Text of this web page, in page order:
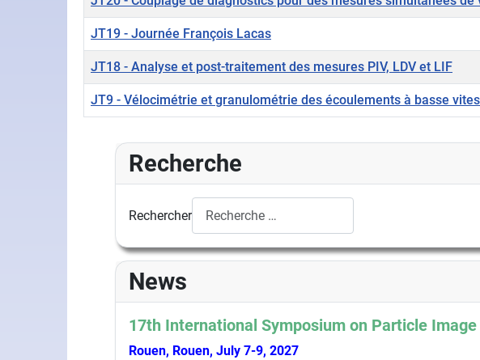
JT19 - Journée François Lacas
JT18 - Analyse et post-traitement des mesures PIV, LDV et LIF
JT9 - Vélocimétrie et granulométrie des écoulements à basse
Recherche
Rechercher
News
17th International Symposium on Particle
Rouen, Rouen, July 7-9, 2027